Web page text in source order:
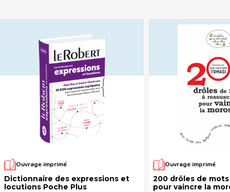
Ouvrage imprimé
Dictionnaire des expressions et
locutions Poche Plus
Ouvrage imprimé
200 drôles de
pour vaincre la